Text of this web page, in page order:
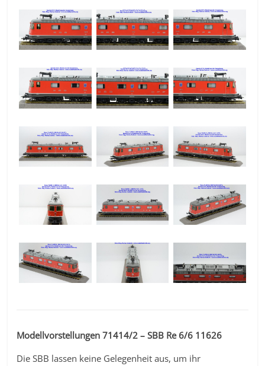
Modellvorstellungen 71414/2 – SBB Re 6/6 11626
Die SBB lassen keine Gelegenheit aus, um ihr